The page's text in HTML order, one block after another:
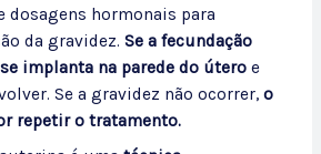
dosagens hormonais para
da gravidez. Se a fecundação
implanta na parede do úteroe
Se a gravidez não ocorrer, o
repetir o tratamento.